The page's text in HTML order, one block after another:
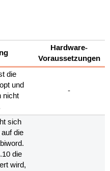
Hardware-
Voraussetzungen
die
und
nicht
-
sich
die
die
wird,